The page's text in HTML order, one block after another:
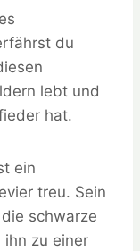
du
lebt und
hat.
ein
treu. Sein
schwarze
ihn zu einer